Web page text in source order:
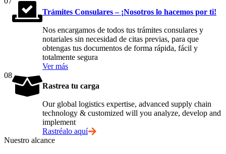
Trámites Consulares – ¡Nosotros lo hacemos por ti!
Nos encargamos de todos tus trámites consulares y
notariales sin necesidad de citas previas, para que
obtengas tus documentos de forma rápida, fácil y
totalmente segura
Ver más
08
Rastrea tu carga
Our global logistics expertise, advanced supply chain
technology & customized will you analyze, develop and
implement
Rastréalo aquí
Nuestro alcance